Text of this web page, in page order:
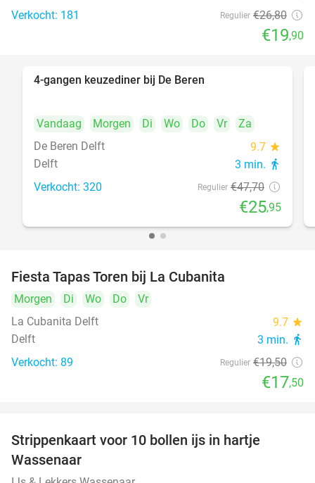
Verkocht: 181 Regulier €26,80
€19,90
4-gangen keuzediner bij De Beren
Vandaag Morgen Di Wo Do Vr
Za
De Beren Delft
9.7 star
Delft 3 min. directions_walk
Verkocht: 320 Regulier €47,70
€25,95
Fiesta Tapas Toren bij La Cubanita
Morgen Di Wo Do
Vr
La Cubanita Delft
9.7 star
Delft 3 min. directions_walk
Verkocht: 89 Regulier €19,50
€17,50
Strippenkaart voor 10 bollen ijs in hartje
Wassenaar